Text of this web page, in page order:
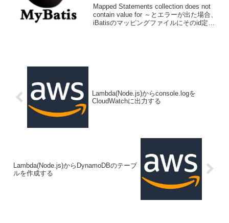
Mapped Statements collection does not
contain value for ～とエラーが出た場合、
iBatisのマッピングファイルにそのid定義
Lambda(Node.js)からconsole.logを
CloudWatchに出力する
Lambda(Node.js)からDynamoDBのテーブ
ルを作成する